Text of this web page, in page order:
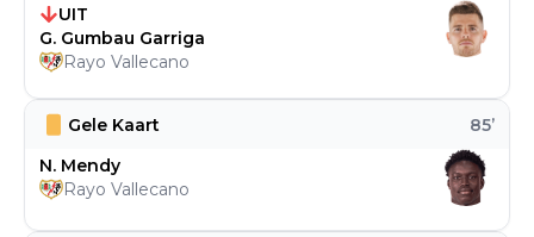
Gele Kaart 85’
N. Mendy
Rayo Vallecano
UIT
G. Gumbau Garriga
Rayo Vallecano